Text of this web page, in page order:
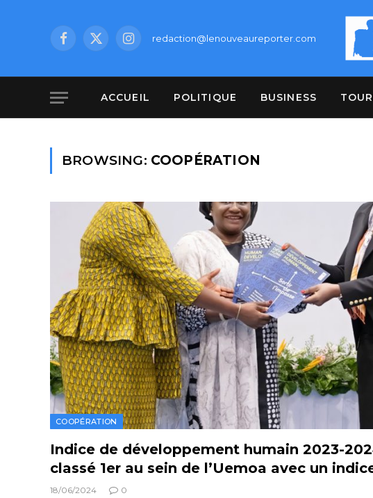
Facebook
X
Instagramredaction@lenouveaureporter.com
ACCUEIL POLITIQUE BUSINESS
BROWSING: COOPÉRATION
COOPÉRATION
Indice de développement humain 2023-
classé 1er au sein de l’Uemoa avec un
18/06/2024 0